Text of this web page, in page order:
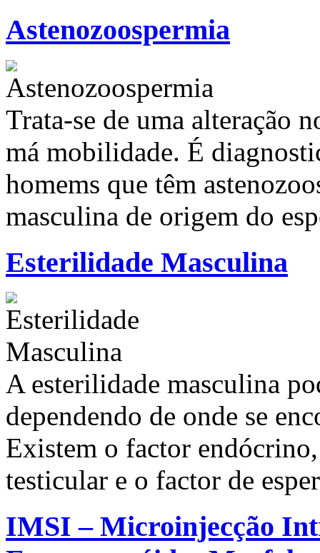
Astenozoospermia
Trata-se de uma alteração
má mobilidade. É
homems que têm
masculina de origem do
Esterilidade Masculina
A esterilidade masculina
dependendo de onde se
Existem o factor
testicular e o factor de
IMSI – Microinjecção